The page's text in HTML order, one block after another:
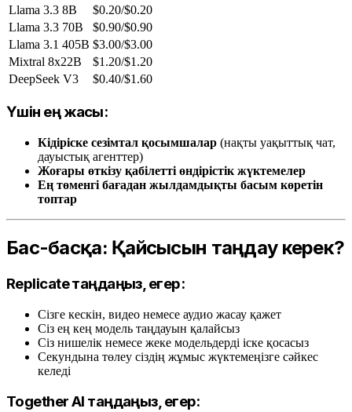
Llama 3.3 8B
$0.20/$0.20
Llama 3.3 70B
$0.90/$0.90
Llama 3.1 405B $3.00/$3.00
Mixtral 8x22B
$1.20/$1.20
DeepSeek V3
$0.40/$1.60
Үшін ең жақсы:
Кідіріске сезімтал қосымшалар (нақты уақыттық чат,
дауыстық агенттер)
Жоғары өткізу қабілетті өндірістік жүктемелер
Ең төменгі бағадан жылдамдықты басым көретін
топтар
Бас-басқа: Қайсысын таңдау керек?
Replicate таңдаңыз, егер:
Сізге кескін, видео немесе аудио жасау қажет
Сіз ең кең модель таңдауын қалайсыз
Сіз нишелік немесе жеке модельдерді іске қосасыз
Секундына төлеу сіздің жұмыс жүктемеңізге сәйкес
келеді
Together AI таңдаңыз, егер: